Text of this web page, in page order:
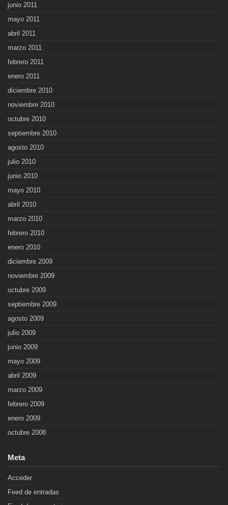
junio 2011
mayo 2011
abril 2011
marzo 2011
febrero 2011
enero 2011
diciembre 2010
noviembre 2010
octubre 2010
septiembre 2010
agosto 2010
julio 2010
junio 2010
mayo 2010
abril 2010
marzo 2010
febrero 2010
enero 2010
diciembre 2009
noviembre 2009
octubre 2009
septiembre 2009
agosto 2009
julio 2009
junio 2009
mayo 2009
abril 2009
marzo 2009
febrero 2009
enero 2009
octubre 2008
Meta
Acceder
Feed de entradas